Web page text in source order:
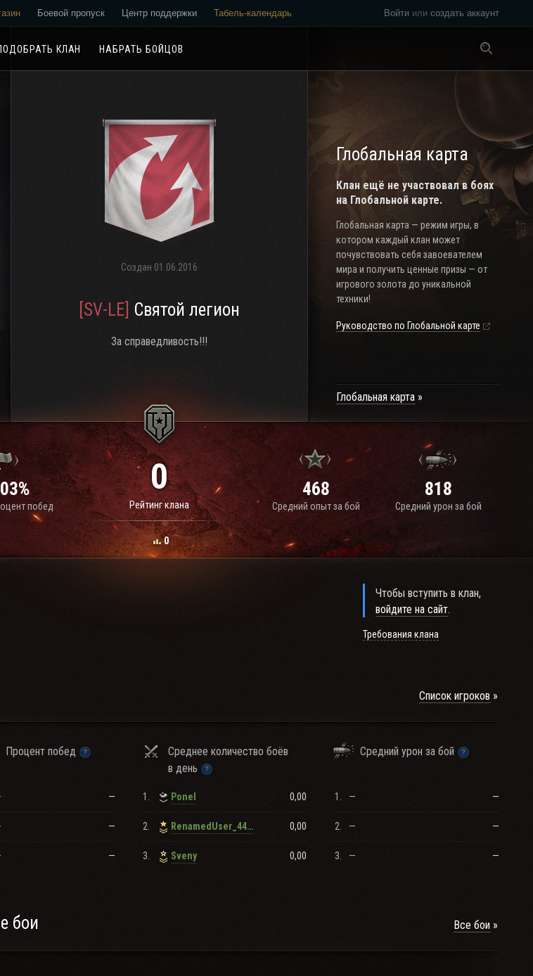
Войти или создать аккаунт
Боевой пропуск Центр поддержки Табель-календарь
КЛАН НАБРАТЬ БОЙЦОВ
Создан 01.06.2016
[SV-LE] Святой легион
За справедливость!!!
Глобальная карта
Клан ещё не участвовал в боях
на Глобальной карте.
Глобальная карта — режим игры, в
котором каждый клан может
почувствовать себя завоевателем
мира и получить ценные призы — от
игрового золота до уникальной
техники!
Руководство по Глобальной карте
Глобальная карта
побед
0
Рейтинг клана
0
468
Средний опыт за бой
818
Средний урон за бой
Чтобы вступить в клан,
войдите на сайт.
Требования клана
Список игроков
Процент побед
Среднее количество боёв
в день
Средний урон за бой
—
—
—
1. Ponel 0,00
2. RenamedUser_4424650 0,00
3. Sveny 0,00
1. — —
2. — —
3. — —
бои Все бои